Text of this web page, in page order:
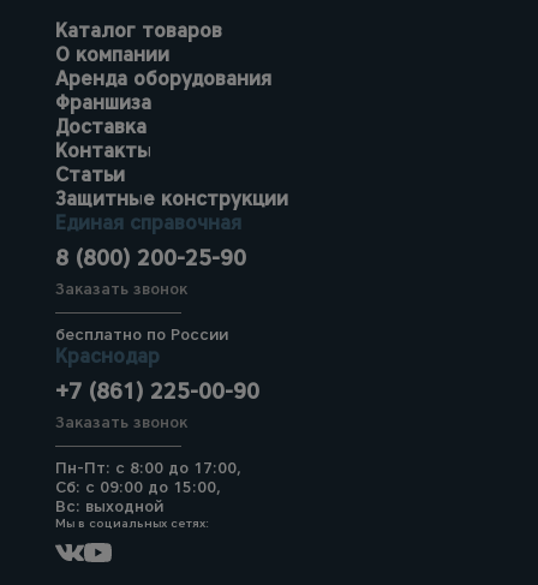
Каталог товаров
О компании
Аренда оборудования
Франшиза
Доставка
Контакты
Статьи
Защитные конструкции
Единая справочная
8 (800) 200-25-90
Заказать звонок
бесплатно по России
Краснодар
+7 (861) 225-00-90
Заказать звонок
Пн-Пт: с 8:00 до 17:00,
Сб: с 09:00 до 15:00,
Вс: выходной
Мы в социальных сетях: